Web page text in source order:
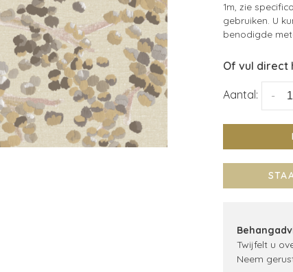
1m, zie
gebruiken. U
benodigde
Of vul direct
Aantal: -
Twijfelt u
Neem